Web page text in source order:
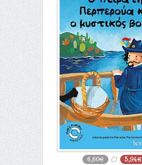
6,60€ 5,94€